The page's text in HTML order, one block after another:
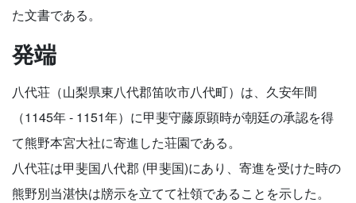
た文書である。
発端
八代荘（山梨県東八代郡笛吹市八代町）は、久安年間
（1145年 - 1151年）に甲斐守藤原顕時が朝廷の承認を得
て熊野本宮大社に寄進した荘園である。
八代荘は甲斐国八代郡 (甲斐国)にあり、寄進を受けた時の
熊野別当湛快は牓示を立てて社領であることを示した。